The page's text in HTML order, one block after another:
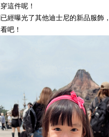
這件呢！
經曝光了其他迪士尼的新品服
吧！